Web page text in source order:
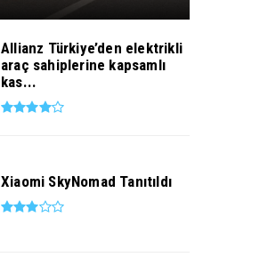
Allianz Türkiye’den elektrikli
araç sahiplerine kapsamlı
kas...
Xiaomi SkyNomad Tanıtıldı